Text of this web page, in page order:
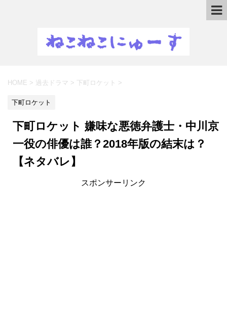
HOME > 過去ドラマ > 下町ロケット >
下町ロケット
下町ロケット 嫌味な悪徳弁護士・中川京
一役の俳優は誰？2018年版の結末は？
【ネタバレ】
スポンサーリンク